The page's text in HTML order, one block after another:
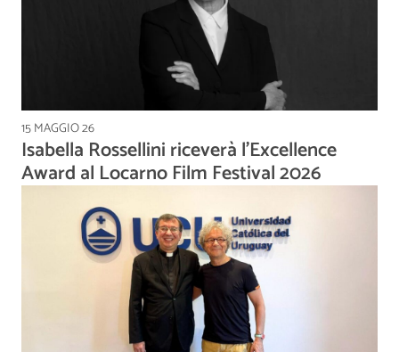
15 MAGGIO 26
Isabella Rossellini riceverà l’Excellence
Award al Locarno Film Festival 2026